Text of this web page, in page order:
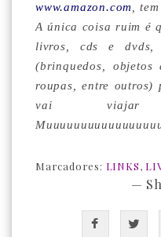
www.amazon.com
,
A única coisa ruim é
livros, cds e
(brinquedos, objetos
roupas, entre outros)
vai viajar
Marcadores: LINKS,
—